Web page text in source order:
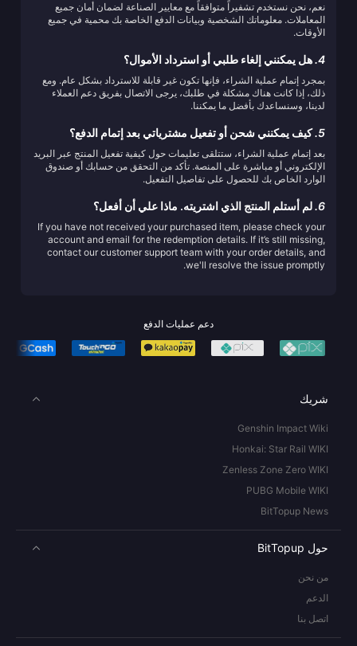
نعم، نحن نستخدم تشفيراً متوافقاً مع معايير الصناعة لضمان أمان جميع
المعاملات. معلوماتك الشخصية وبيانات الدفع الخاصة بك محمية في جميع
الأوقات.
4. هل يمكنني إلغاء طلبي أو استرداد الأموال؟
بمجرد إتمام عملية الشراء، فإنها تكون غير قابلة للاسترداد بشكل عام. ومع
ذلك، إذا كانت هناك مشكلة في طلبك، يرجى الاتصال بفريق دعم العملاء
لدينا، وسنساعدك بأفضل ما يمكننا.
5. كيف يمكنني شحن أو تفعيل مشترياتي بعد إتمام الدفع؟
بعد إتمام عملية الشراء، ستتلقى تعليمات حول كيفية تفعيل المنتج عبر البريد
الإلكتروني أو مباشرة على المنصة. تأكد من التحقق من حسابك أو صندوق
الوارد الخاص بك للحصول على تفاصيل التفعيل.
6. لم أستلم المنتج الذي اشتريته. ماذا علي أن أفعل؟
If you have not received your purchased item, please check your
account and email for the redemption details. If it’s still missing,
contact our customer support team with your order details, and
we'll resolve the issue promptly.
دعم عمليات الدفع
شريك
Genshin Impact Wiki
Honkai: Star Rail WIKI
Zenless Zone Zero WIKI
PUBG Mobile WIKI
BitTopup News
حول BitTopup
من نحن
الدعم
اتصل بنا